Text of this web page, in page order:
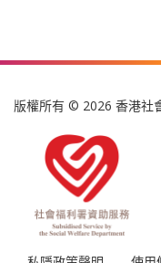
版權所有 © 2026 香港社